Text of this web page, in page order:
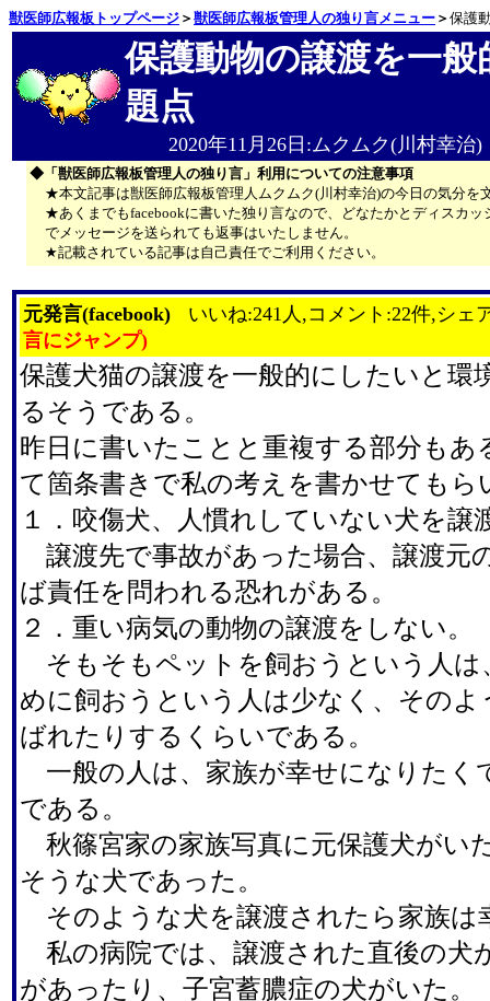
獣医師広報板トップページ ＞ 獣医師広報板管理人の独り言メニュー ＞ 保護
保護動物の譲渡を一
題点
2020年11月26日:ムクムク(川村幸治)
◆「獣医師広報板管理人の独り言」利用についての注意事項
★本文記事は獣医師広報板管理人ムクムク(川村幸治)の今日の気分を
★あくまでもfacebookに書いた独り言なので、どなたかとディスカ
でメッセージを送られても返事はいたしません。
★記載されている記事は自己責任でご利用ください。
元発言(facebook)
いいね:241人,コメント:22件,シェ
言にジャンプ)
保護犬猫の譲渡を一般的にしたいと環
るそうである。
昨日に書いたことと重複する部分もあ
て箇条書きで私の考えを書かせてもら
１．咬傷犬、人慣れしていない犬を譲
譲渡先で事故があった場合、譲渡元
ば責任を問われる恐れがある。
２．重い病気の動物の譲渡をしない。
そもそもペットを飼おうという人は
めに飼おうという人は少なく、そのよ
ばれたりするくらいである。
一般の人は、家族が幸せになりたく
である。
秋篠宮家の家族写真に元保護犬がい
そうな犬であった。
そのような犬を譲渡されたら家族は
私の病院では、譲渡された直後の犬
があったり、子宮蓄膿症の犬がいた。